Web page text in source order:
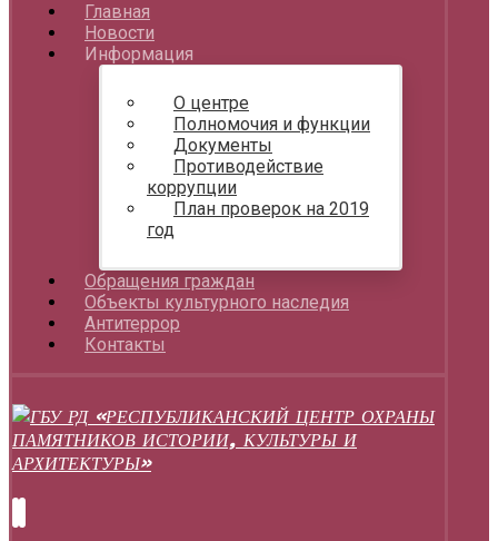
Главная
Новости
Информация
О центре
Полномочия и функции
Документы
Противодействие
коррупции
План проверок на 2019
год
Обращения граждан
Объекты культурного наследия
Антитеррор
Контакты